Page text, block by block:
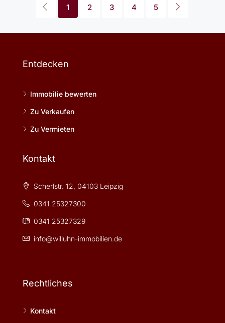
1 2 3 4 5
Entdecken
Immobilie bewerten
Zu Verkaufen
Zu Vermieten
Kontakt
Scherlstr. 12, 04103 Leipzig
0341 25327300
0341 25327329
info@willuhn-immobilien.de
Rechtliches
Kontakt